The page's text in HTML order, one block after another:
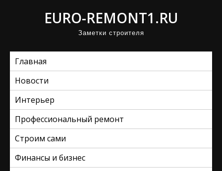
EURO-REMONT1.RU
Заметки строителя
Главная
Новости
Интерьер
Профессиональный ремонт
Строим сами
Финансы и бизнес